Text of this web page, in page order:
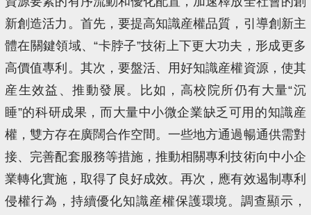
新創造活力。首先，要提高知識産權品質，引導創新主
體在關鍵領域、“卡脖子”技術上下更大功夫，形成更多
高價值專利。其次，要盤活、用好知識産權資源，使其
産生效益、推動發展。比如，高校院所仍有大量“沉
睡”的科研成果，而大量中小微企業缺乏可用的知識産
權，雙方存在廣闊合作空間。一些地方通過暢通供需對
接、完善配套服務等措施，推動相關專利技術向中小企
業轉化實施，取得了良好成效。再次，應有效遏制專利
侵權行為，持續優化知識産權保護環境。調查顯示，